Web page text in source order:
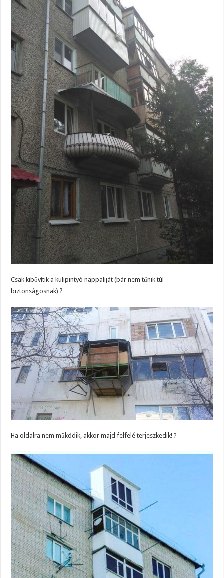
Csak kibővítik a kulipintyó nappaliját (bár nem tűnik túl
biztonságosnak) ?
Ha oldalra nem működik, akkor majd felfelé terjeszkedik! ?